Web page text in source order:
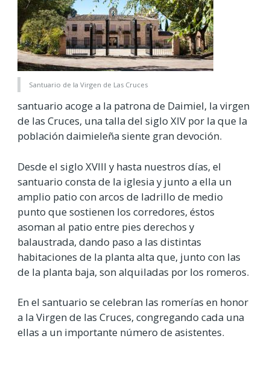
Santuario de la Virgen de Las Cruces
santuario acoge a la patrona de Daimiel, la virgen
de las Cruces, una talla del siglo XIV por la que la
población daimieleña siente gran devoción.
Desde el siglo XVIII y hasta nuestros días, el
santuario consta de la iglesia y junto a ella un
amplio patio con arcos de ladrillo de medio
punto que sostienen los corredores, éstos
asoman al patio entre pies derechos y
balaustrada, dando paso a las distintas
habitaciones de la planta alta que, junto con las
de la planta baja, son alquiladas por los romeros.
En el santuario se celebran las romerías en honor
a la Virgen de las Cruces, congregando cada una
ellas a un importante número de asistentes.